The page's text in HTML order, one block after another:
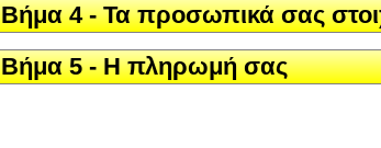
Βήμα 4 - Τα προσωπικά σας
Βήμα 5 - Η πληρωμή σας